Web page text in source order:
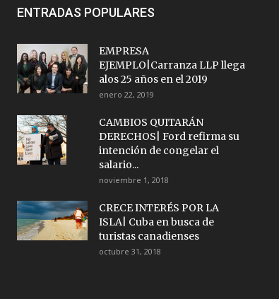
ENTRADAS POPULARES
EMPRESA
EJEMPLO|Carranza LLP llega
alos 25 años en el 2019
enero 22, 2019
CAMBIOS QUITARÁN
DERECHOS| Ford refirma su
intención de congelar el
salario...
noviembre 1, 2018
CRECE INTERÉS POR LA
ISLA| Cuba en busca de
turistas canadienses
octubre 31, 2018